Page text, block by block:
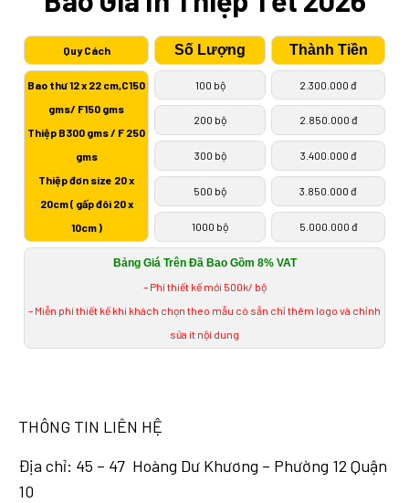
Quy Cách Số Lượng Thành Tiền
Bao thư 12 x 22 cm,C150
gms/ F150 gms
Thiệp B300 gms / F 250
gms
Thiệp đơn size 20 x
20cm ( gấp đôi 20 x
10cm )
100 bộ 2.300.000 đ
200 bộ 2.850.000 đ
300 bộ 3.400.000 đ
500 bộ 3.850.000 đ
1000 bộ 5.000.000 đ
Bảng Giá Trên Đã Bao Gồm 8% VAT
– Phí thiết kế mới 500k/ bộ
– Miễn phí thiết kế khi khách chọn theo mẫu có sẵn chỉ thêm logo và chỉnh
sửa ít nội dung
THÔNG TIN LIÊN HỆ
Địa chỉ: 45 – 47 Hoàng Dư Khương – Phường 12 Quận
10